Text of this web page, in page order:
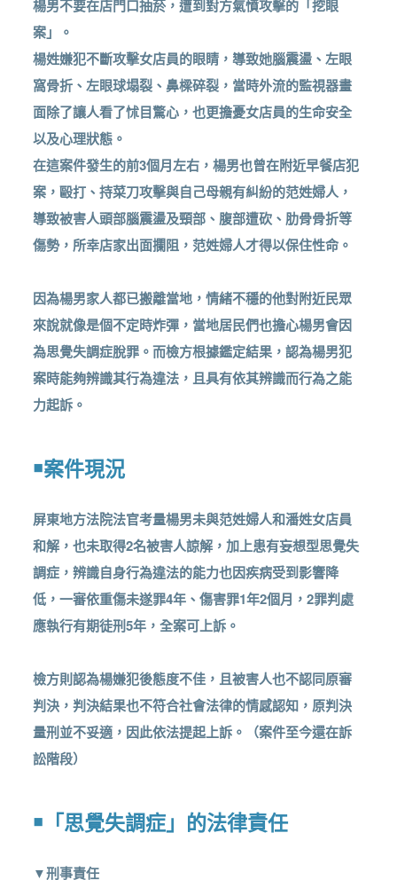
楊男不要在店門口抽菸，遭到對方氣憤攻擊的「挖眼
案」。
楊姓嫌犯不斷攻擊女店員的眼睛，導致她腦震盪、左眼
窩骨折、左眼球塌裂、鼻樑碎裂，當時外流的監視器畫
面除了讓人看了怵目驚心，也更擔憂女店員的生命安全
以及心理狀態。
在這案件發生的前3個月左右，楊男也曾在附近早餐店犯
案，毆打、持菜刀攻擊與自己母親有糾紛的范姓婦人，
導致被害人頭部腦震盪及頸部、腹部遭砍、肋骨骨折等
傷勢，所幸店家出面攔阻，范姓婦人才得以保住性命。
因為楊男家人都已搬離當地，情緒不穩的他對附近民眾
來說就像是個不定時炸彈，當地居民們也擔心楊男會因
為思覺失調症脫罪。而檢方根據鑑定結果，認為楊男犯
案時能夠辨識其行為違法，且具有依其辨識而行為之能
力起訴。
￭案件現況
屏東地方法院法官考量楊男未與范姓婦人和潘姓女店員
和解，也未取得2名被害人諒解，加上患有妄想型思覺失
調症，辨識自身行為違法的能力也因疾病受到影響降
低，一審依重傷未遂罪4年、傷害罪1年2個月，2罪判處
應執行有期徒刑5年，全案可上訴。
檢方則認為楊嫌犯後態度不佳，且被害人也不認同原審
判決，判決結果也不符合社會法律的情感認知，原判決
量刑並不妥適，因此依法提起上訴。（案件至今還在訴
訟階段）
￭「思覺失調症」的法律責任
▼刑事責任